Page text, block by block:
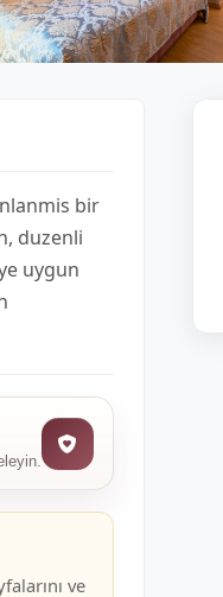
bir
duzenli
uygun
ve